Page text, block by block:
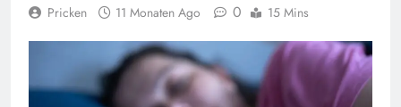
Pricken 11 Monaten Ago 0 15 Mins